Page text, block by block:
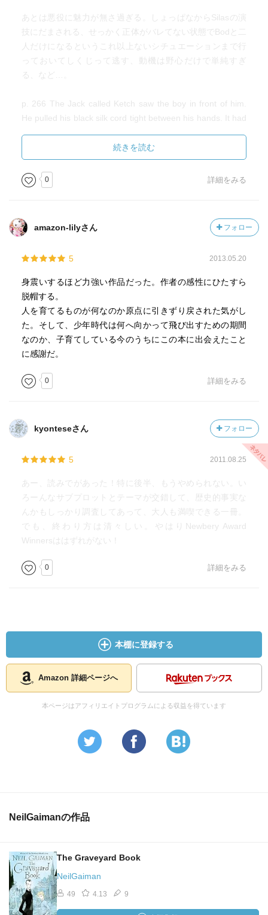
あとは悪役に魅力が無さ過ぎる。しょっぱなからSilasの演
技にだまされる、せっかく正体がバレてない状態でBodと二
人だけになるというこれ以上ないシチュエーションまで行
っておいてしくじって逃す、動機は野心だけで単純すぎ
る、など…。
p. 266 The Jack called Ketch saw the boy in front of him.
He pulled his black silk cord tight between his hands. It had
had been the end of every one of the people it had
embraced.
"every one of～" の使い方。
p. 274 The man Jack followed his nose. He had left the
others, not least because the stink of Jack Dandy's cologne
not least because～
字義どおりの意味でなく、「緩叙法」 （控えめに言って逆
に強い意味をもたせる）により、「ここに注目を」という
ニュアンスを持たせる。
特に、とりわけ～のため。
続きを読む
0 詳細をみる
amazon-lilyさん フォロー
5 2013.05.20
身震いするほど力強い作品だった。作者の感性にひたすら
脱帽する。
人を育てるものが何なのか原点に引きずり戻された気がし
た。そして、少年時代は何へ向かって飛び出すための期間
なのか、子育てしている今のうちにこの本に出会えたこと
に感謝だ。
0 詳細をみる
kyonteseさん フォロー
5 2011.08.25
あー、読みでがあった！特に後半、もうやめられない。い
ろーんなサブプロットとテーマが交錯して、歴史的事実な
んかもしっかり調査してあって、大人も満喫できる一冊。
でも、終わり方は清々しい。やはりNewbery Award
Winnersははずれがない！
0 詳細をみる
本棚に登録する
Amazon 詳細ページへ
本ページはアフィリエイトプログラムによる収益を得ています
NeilGaimanの作品
The Graveyard Book
NeilGaiman
49 4.13 9